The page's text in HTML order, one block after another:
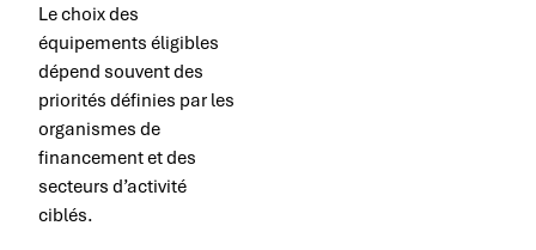
Le choix des
équipements éligibles
dépend souvent des
priorités définies par les
organismes de
financement et des
secteurs d’activité
ciblés.